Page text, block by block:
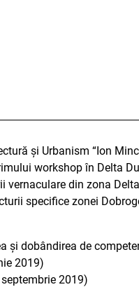
și Urbanism “Ion
workshop în Delta
vernaculare din zona Delta
specifice zonei
și dobândirea de
2019)
2019)